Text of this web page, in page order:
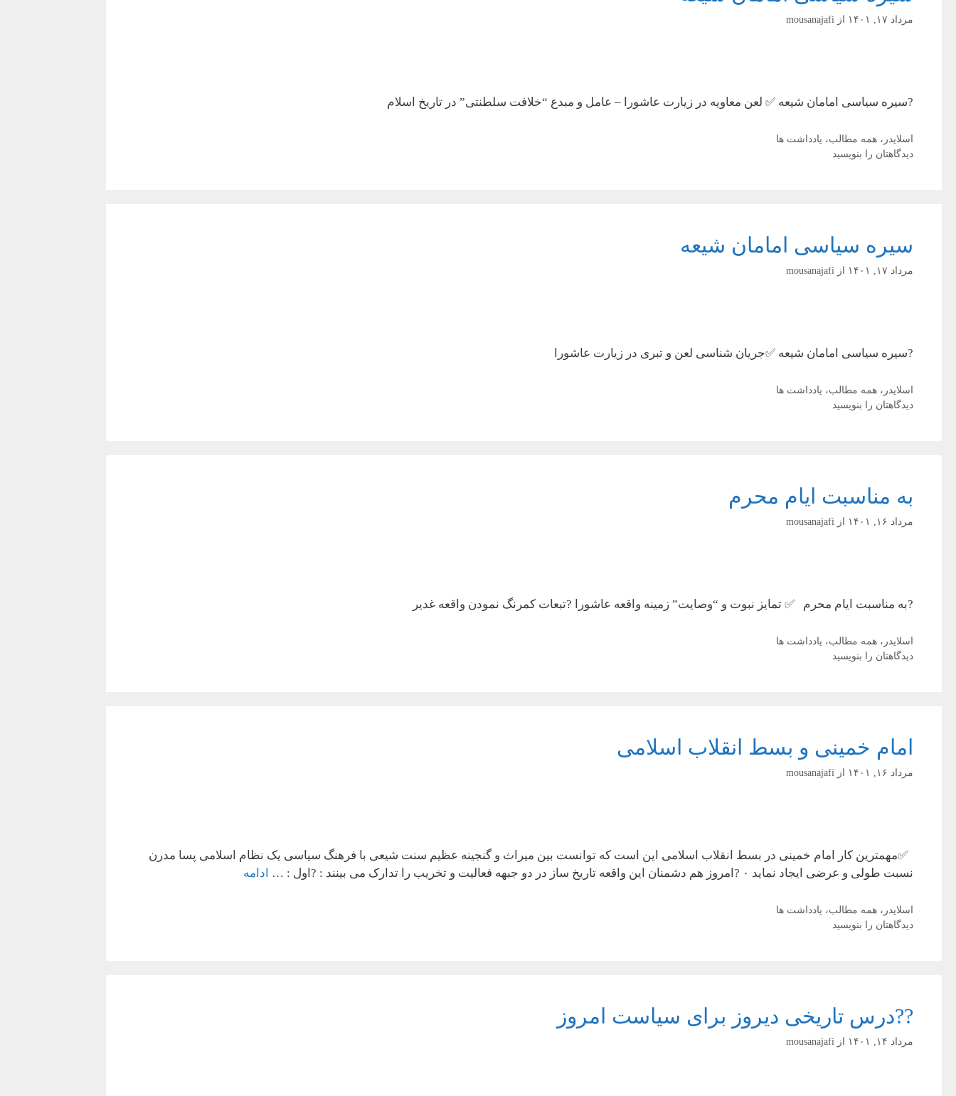
مرداد ۱۷, ۱۴۰۱ از mousanajafi
?سیره سیاسی امامان شیعه ✅ لعن معاویه در زیارت عاشورا – عامل و مبدع “خلافت سلطنتی” در تاریخ اسلام
دسته‌ها
اسلایدر ، همه مطالب، یادداشت ها
دیدگاهتان را بنویسید
سیره سیاسی امامان شیعه
مرداد ۱۷, ۱۴۰۱ از mousanajafi
?سیره سیاسی امامان شیعه ✅جریان شناسی لعن و تبری در زیارت عاشورا
دسته‌ها
اسلایدر ، همه مطالب، یادداشت ها
دیدگاهتان را بنویسید
به مناسبت ایام محرم
مرداد ۱۶, ۱۴۰۱ از mousanajafi
?به مناسبت ایام محرم ✅ تمایز نبوت و “وصایت” زمینه واقعه عاشورا ?تبعات کمرنگ نمودن واقعه غدیر
دسته‌ها
اسلایدر ، همه مطالب، یادداشت ها
دیدگاهتان را بنویسید
امام خمینی و بسط انقلاب اسلامی
مرداد ۱۶, ۱۴۰۱ از mousanajafi
✅مهمترین کار امام خمینی در بسط انقلاب اسلامی این است که توانست بین میراث و گنجینه عظیم سنت شیعی با فرهنگ سیاسی یک نظام اسلامی پسا مدرن
نسبت طولی و عرضی ایجاد نماید ۰ ?امروز هم دشمنان این واقعه تاریخ ساز در دو جبهه فعالیت و تخریب را تدارک می بینند : ?اول : …
ادامه
دسته‌ها
اسلایدر ، همه مطالب، یادداشت ها
دیدگاهتان را بنویسید
??درس تاریخی دیروز برای سیاست امروز
مرداد ۱۴, ۱۴۰۱ از mousanajafi